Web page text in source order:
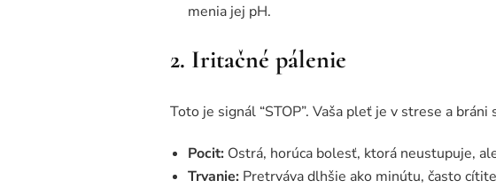
menia jej pH.
2. Iritačné pálenie
Toto je signál “STOP”. Vaša pleť je v strese a bráni
Pocit: Ostrá, horúca bolesť, ktorá neustupuje,
Trvanie: Pretrváva dlhšie ako minútu, často